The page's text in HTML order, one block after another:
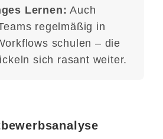
Lernen: Auch
regelmäßig in
schulen – die
sich rasant weiter.